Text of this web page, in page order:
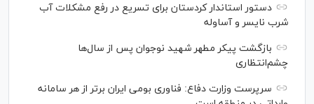
دستور استاندار کردستان برای تسریع در رفع مشکلات آب
شرب نایسر و آساوله
بازگشت پیکر مطهر شهید نوجوان پس از سال‌ها
چشم‌انتظاری
سرپرست وزارت دفاع: فناوری بومی ایران برتر از هر سامانه